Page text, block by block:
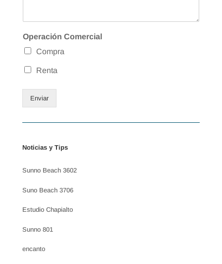
Operación Comercial
Compra
Renta
Enviar
Noticias y Tips
Sunno Beach 3602
Suno Beach 3706
Estudio Chapialto
Sunno 801
encanto